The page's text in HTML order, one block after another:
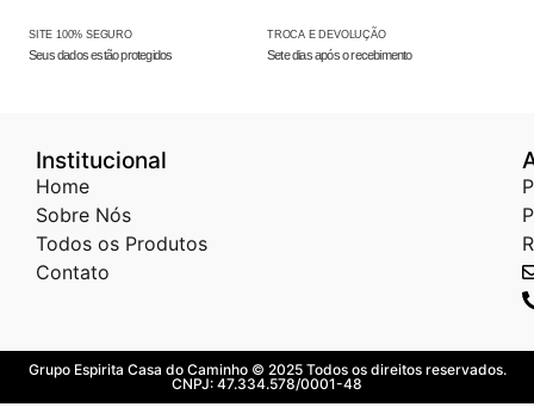
SITE 100% SEGURO
Seus dados estão protegidos
TROCA E DEVOLUÇÃO
Sete dias após o recebimento
Institucional
Home
Sobre Nós
Todos os Produtos
Contato
Grupo Espirita Casa do Caminho © 2025 Todos os direitos reservados.
CNPJ: 47.334.578/0001-48